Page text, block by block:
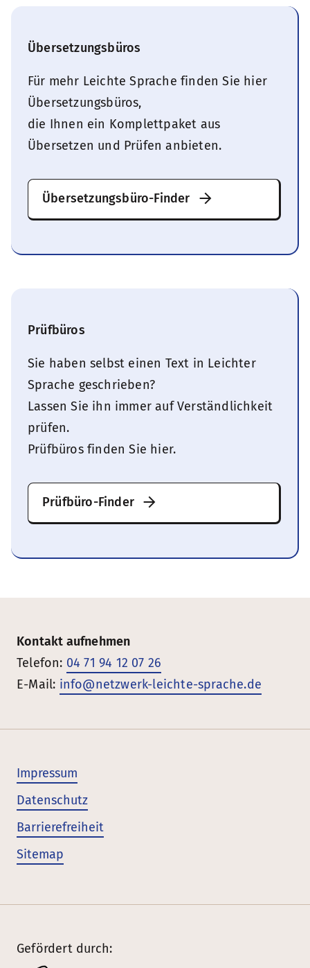
Übersetzungsbüros
Für mehr Leichte Sprache finden Sie hier
Übersetzungsbüros,
die Ihnen ein Komplettpaket aus
Übersetzen und Prüfen anbieten.
Übersetzungsbüro-Finder
Prüfbüros
Sie haben selbst einen Text in Leichter
Sprache geschrieben?
Lassen Sie ihn immer auf Verständlichkeit
prüfen.
Prüfbüros finden Sie hier.
Prüfbüro-Finder
Kontakt aufnehmen
Telefon: 04 71 94 12 07 26
E-Mail: info@netzwerk-leichte-sprache.de
Impressum
Datenschutz
Barrierefreiheit
Sitemap
Gefördert durch: